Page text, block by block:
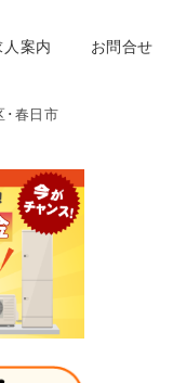
人案内 お問合せ
･春日市